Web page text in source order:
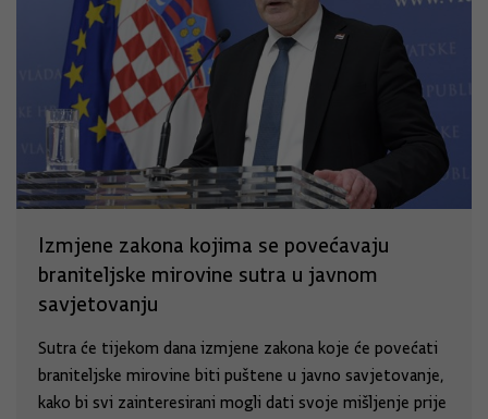
Izmjene zakona kojima se povećavaju
braniteljske mirovine sutra u javnom
savjetovanju
Sutra će tijekom dana izmjene zakona koje će povećati
braniteljske mirovine biti puštene u javno savjetovanje,
kako bi svi zainteresirani mogli dati svoje mišljenje prije